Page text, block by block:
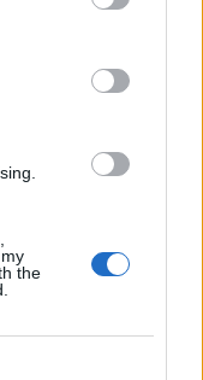
the
των Ανωγείων
του
είναι... 2 μηνών!
του πατέρα